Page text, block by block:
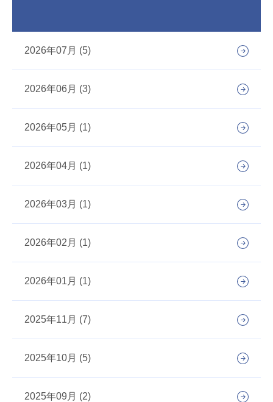
2026年07月 (5)
2026年06月 (3)
2026年05月 (1)
2026年04月 (1)
2026年03月 (1)
2026年02月 (1)
2026年01月 (1)
2025年11月 (7)
2025年10月 (5)
2025年09月 (2)